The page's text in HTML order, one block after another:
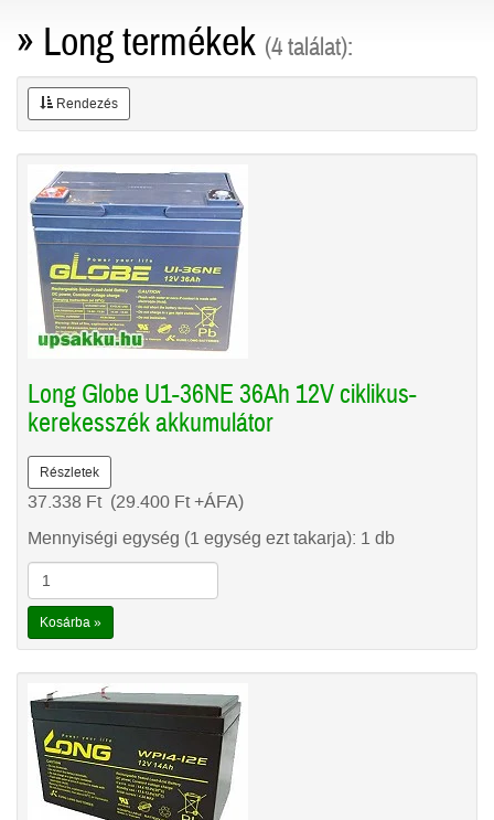
» Long termékek (4 találat):
Rendezés
Long Globe U1-36NE 36Ah 12V ciklikus-
kerekesszék akkumulátor
Részletek
37.338 Ft(29.400 Ft+ÁFA)
Mennyiségi egység (1 egység ezt takarja): 1 db
Kosárba »